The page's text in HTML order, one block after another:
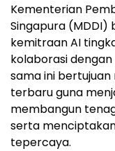
Kementerian
Singapura
kemitraan AI
kolaborasi
sama ini
terbaru guna
membangun
serta
tepercaya.